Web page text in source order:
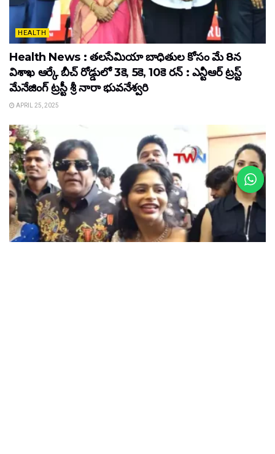
HEALTH
Health News : తలసేమియా బాధితుల కోసం మే 8న
విశాఖ ఆర్కే బీచ్‌ రోడ్డులో 3కె, 5కె, 10కె రన్‌ : ఎన్టీఆర్‌ ట్రస్ట్‌
మేనేజింగ్‌ ట్రస్టీ శ్రీ నారా భువనేశ్వరి
APRIL 25, 2025